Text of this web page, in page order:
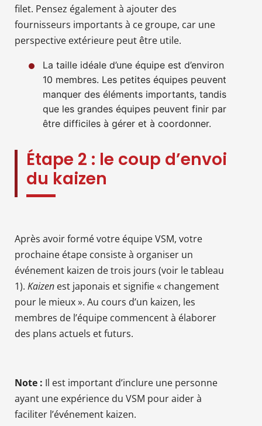
filet. Pensez également à ajouter des
fournisseurs importants à ce groupe, car une
perspective extérieure peut être utile.
La taille idéale d’une équipe est d’environ
10 membres. Les petites équipes peuvent
manquer des éléments importants, tandis
que les grandes équipes peuvent finir par
être difficiles à gérer et à coordonner.
Étape 2 : le coup d’envoi
du kaizen
Après avoir formé votre équipe VSM, votre
prochaine étape consiste à organiser un
événement kaizen de trois jours (voir le tableau
1). Kaizen est japonais et signifie « changement
pour le mieux ». Au cours d’un kaizen, les
membres de l’équipe commencent à élaborer
des plans actuels et futurs.
Note : Il est important d’inclure une personne
ayant une expérience du VSM pour aider à
faciliter l’événement kaizen.